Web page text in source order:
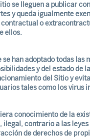
se lleguen a publicar
y queda igualmente
o
ellos.
se han adoptado todas las
y del estado de
del Sitio y
tales como los virus
conocimiento de la
contrario a las leyes
de derechos de